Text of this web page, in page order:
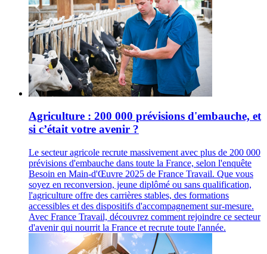
Agriculture : 200 000 prévisions d'embauche, et
si c’était votre avenir ?
Le secteur agricole recrute massivement avec plus de 200 000
prévisions d'embauche dans toute la France, selon l'enquête
Besoin en Main-d'Œuvre 2025 de France Travail. Que vous
soyez en reconversion, jeune diplômé ou sans qualification,
l'agriculture offre des carrières stables, des formations
accessibles et des dispositifs d'accompagnement sur-mesure.
Avec France Travail, découvrez comment rejoindre ce secteur
d'avenir qui nourrit la France et recrute toute l'année.